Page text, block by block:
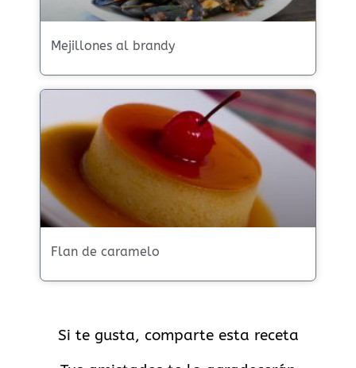
Mejillones al brandy
Flan de caramelo
Si te gusta, comparte esta receta